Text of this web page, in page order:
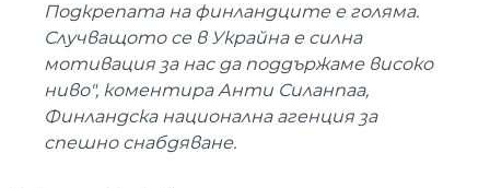
Подкрепата на финландците е голяма.
Случващото се в Украйна е силна
мотивация за нас да поддържаме високо
ниво", коментира Анти Силанпаа,
Финландска национална агенция за
спешно снабдяване.